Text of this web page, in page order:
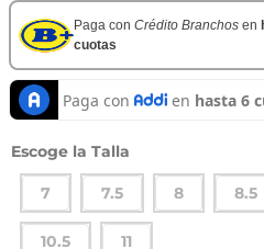
Paga con Crédito Branchos en
cuotas
Talla
7 7.5 8 8.5
10.5 11